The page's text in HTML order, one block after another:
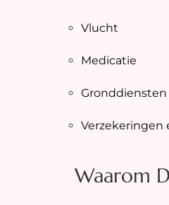
Vlucht
Medicatie
Gronddiensten
Verzekeringen
Waarom